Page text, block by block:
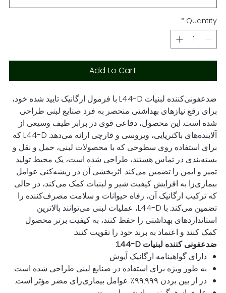
Quantity
*
Add to Cart
ضدعفونی‌کننده لبنیات L44-D با فرمول ارگانیک تایید شده خود،
برای رفع نیازهای بهداشتی منحصر به فرد صنایع لبنی طراحی
شده است. این محصول، دفاعی قوی در برابر طیف وسیعی از
آلاینده‌های باکتریایی، ویروسی و قارچی ارائه می‌دهد. L44-D که
برای استفاده روی سطوحی که با محصولات لبنی، حمل و نقل و
بسته‌بندی در تماس هستند، طراحی شده است، یک محیط تولید
تمیز و ایمن را تضمین می‌کند. اثربخشی آن در ریشه‌کنی عوامل
بیماری‌زا به افزایش کیفیت شیر و لبنیات کمک می‌کند، در حالی
که ترکیب ارگانیک آن، رفاه حیوانات و سلامت مصرف‌کننده را
تضمین می‌کند. با L44-D، عملیات لبنی می‌توانند بالاترین
استانداردهای بهداشتی را حفظ کنند، به کیفیت برتر محصول
کمک کنند و اعتماد به برند خود را تقویت کنند.
ضدعفونی کننده لبنیات L44-D:
دارای گواهینامه ارگانیک آیوش.
به طور ویژه برای استفاده در صنایع لبنی طراحی شده است.
در از بین بردن ۹۹.۹۹۹٪ عوامل بیماری‌زای مضر مؤثر است.